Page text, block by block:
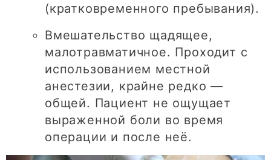
(кратковременного пребывания).
Вмешательство щадящее,
малотравматичное. Проходит с
использованием местной
анестезии, крайне редко —
общей. Пациент не ощущает
выраженной боли во время
операции и после неё.